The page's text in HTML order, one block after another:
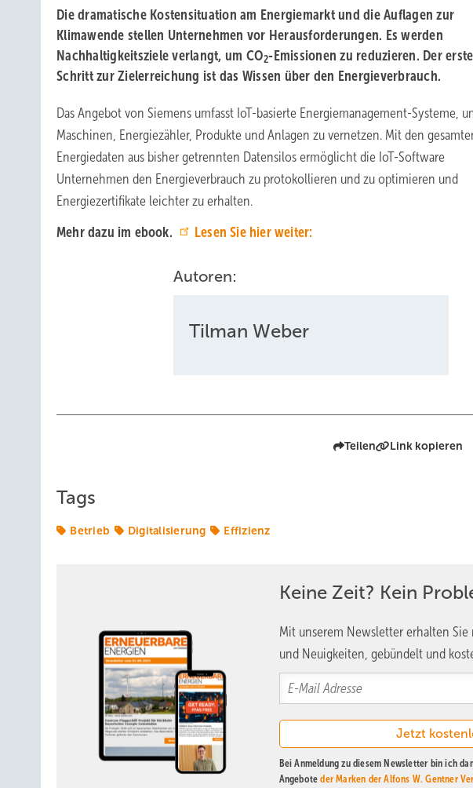
Die dramatische Kostensituation am Energiemarkt und die Auflagen zur
Klimawende stellen Unternehmen vor Herausforderungen. Es werden
Nachhaltigkeitsziele verlangt, um CO2-Emissionen zu reduzieren. Der erste
Schritt zur Zielerreichung ist das Wissen über den Energieverbrauch.
Das Angebot von Siemens umfasst IoT-basierte Energiemanagement-Systeme,
Maschinen, Energiezähler, Produkte und Anlagen zu vernetzen. Mit den
Energiedaten aus bisher getrennten Datensilos ermöglicht die IoT-Software
Unternehmen den Energieverbrauch zu protokollieren und zu optimieren und
Energiezertifikate leichter zu erhalten.
Mehr dazu im ebook.
Lesen Sie hier weiter:
Autoren:
Tilman Weber
Teilen Link kopieren
Tags
Betrieb Digitalisierung Effizienz
Keine Zeit? Kein
Mit unserem Newsletter erhalten
und Neuigkeiten, gebündelt und
Bei Anmeldung zu diesem Newsletter bin ich
Angeboteder Marken der Alfons W. Gentner